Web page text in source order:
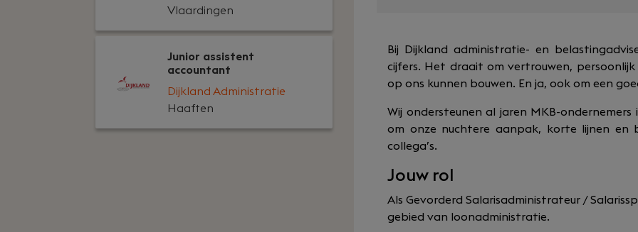
Vlaardingen
Junior assistent
accountant
Dijkland Administratie
Haaften
Bij Dijkland administratie- en
cijfers. Het draait om vertrouwen,
op ons kunnen bouwen. En ja, ook om een
Wij ondersteunen al jaren MKB-
om onze nuchtere aanpak, korte lijnen en
collega’s.
Jouw rol
Als Gevorderd Salarisadministrateur /
gebied van loonadministratie.